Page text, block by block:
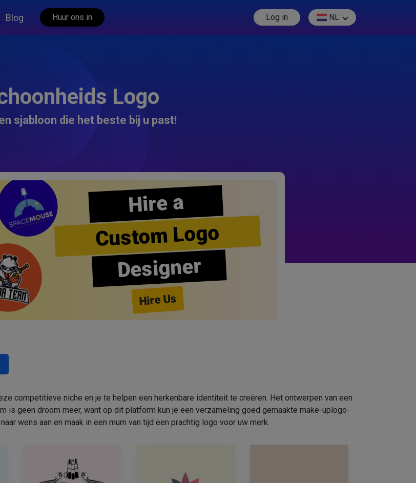
Blog Huur ons in Log in NL
Logo
sjabloon die het beste bij u past!
Hire a
Custom Logo
Designer
Hire Us
competitieve niche en je te helpen een herkenbare identiteit te creëren. Het ontwerpen van een
is geen droom meer, want op dit platform kun je een verzameling goed gemaakte make-uplogo-
wens aan en maak in een mum van tijd een prachtig logo voor uw merk.